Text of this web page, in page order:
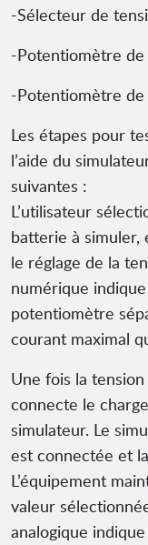
-Sélecteur de
-Potentiomètre de
-Potentiomètre
Les étapes pour
l’aide du
suivantes :
L’utilisateur
batterie à
le réglage de la
numérique
potentiomètre
courant maximal
Une fois la
connecte le
simulateur. Le
est connectée et
L’équipement
valeur
analogique